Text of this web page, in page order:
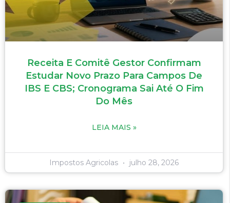
Receita E Comitê Gestor Confirmam
Estudar Novo Prazo Para Campos De
IBS E CBS; Cronograma Sai Até O Fim
Do Mês
LEIA MAIS »
Impostos Agricolas julho 28, 2026